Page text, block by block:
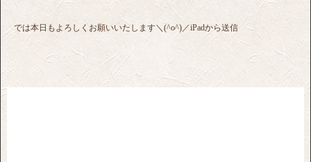
では本日もよろしくお願いいたします＼(^o^)／iPadから送信